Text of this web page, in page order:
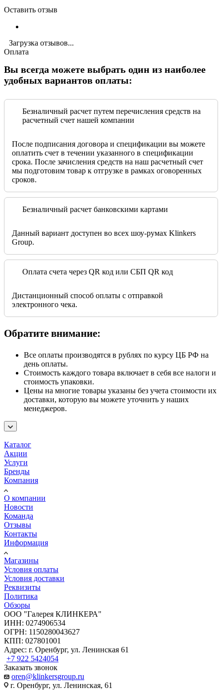
Оставить отзыв
Загрузка отзывов...
Оплата
Вы всегда можете выбрать один из наиболее
удобных вариантов оплаты:
Безналичный расчет путем перечисления средств на
расчетный счет нашей компании
После подписания договора и спецификации вы можете
оплатить счет в течении указанного в спецификации
срока. После зачисления средств на наш расчетный счет
мы подготовим товар к отгрузке в рамках оговоренных
сроков.
Безналичный расчет банковскими картами
Данный вариант доступен во всех шоу-румах Klinkers
Group.
Оплата счета через QR код или СБП QR код
Дистанционный способ оплаты с отправкой
электронного чека.
Обратите внимание:
Все оплаты производятся в рублях по курсу ЦБ РФ на
день оплаты.
Стоимость каждого товара включает в себя все налоги и
стоимость упаковки.
Цены на многие товары указаны без учета стоимости их
доставки, которую вы можете уточнить у наших
менеджеров.
Каталог
Акции
Услуги
Бренды
Компания
О компании
Новости
Команда
Отзывы
Контакты
Информация
Магазины
Условия оплаты
Условия доставки
Реквизиты
Политика
Обзоры
ООО "Галерея КЛИНКЕРА"
ИНН: 0274906534
ОГРН: 1150280043627
КПП: 027801001
Адрес: г. Оренбург, ул. Ленинская 61
+7 922 5424054
Заказать звонок
oren@klinkersgroup.ru
г. Оренбург, ул. Ленинская, 61